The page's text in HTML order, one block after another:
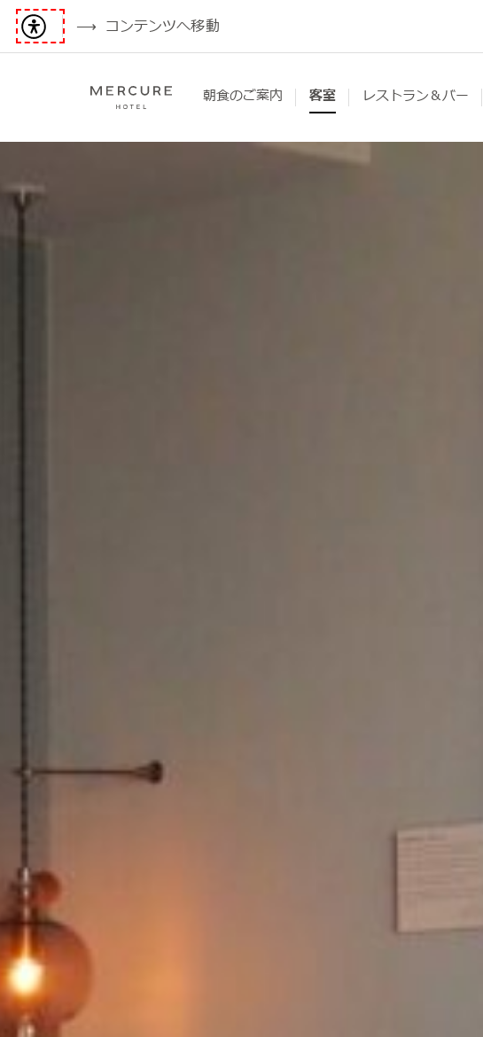
コンテンツへ移動
朝食のご案内 客室 レストラン＆バー